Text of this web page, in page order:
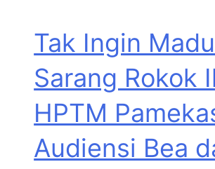
Tak Ingin
Sarang Rokok
HPTM
Audiensi Bea